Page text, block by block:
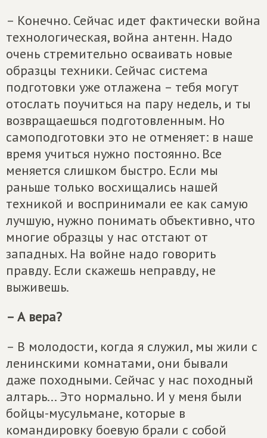
– Конечно. Сейчас идет фактически война
технологическая, война антенн. Надо
очень стремительно осваивать новые
образцы техники. Сейчас система
подготовки уже отлажена – тебя могут
отослать поучиться на пару недель, и ты
возвращаешься подготовленным. Но
самоподготовки это не отменяет: в наше
время учиться нужно постоянно. Все
меняется слишком быстро. Если мы
раньше только восхищались нашей
техникой и воспринимали ее как самую
лучшую, нужно понимать объективно, что
многие образцы у нас отстают от
западных. На войне надо говорить
правду. Если скажешь неправду, не
выживешь.
– А вера?
– В молодости, когда я служил, мы жили с
ленинскими комнатами, они бывали
даже походными. Сейчас у нас походный
алтарь... Это нормально. И у меня были
бойцы-мусульмане, которые в
командировку боевую брали с собой